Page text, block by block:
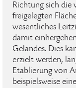
Richtung sich die
freigelegten
wesentliches
damit
Geländes. Dies
erzielt werden,
Etablierung von
beispielsweise